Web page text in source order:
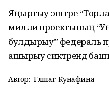
Яңыртыу эштәре
милли проектының
булдырыу” федераль
ашырыу сиктәрендә
Автор: Гөлшат Ҡунафина